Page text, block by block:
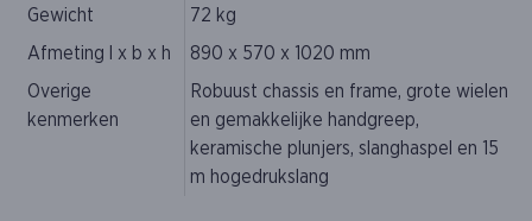
Gewicht
72 kg
Afmeting l x b x h
890 x 570 x 1020 mm
Overige
kenmerken
Robuust chassis en frame, grote wielen
en gemakkelijke handgreep,
keramische plunjers, slanghaspel en 15
m hogedrukslang